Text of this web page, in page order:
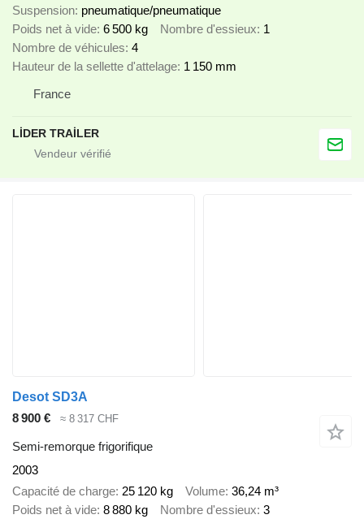
Suspension pneumatique/pneumatique
Poids net à vide 6 500 kg Nombre d'essieux 1
Nombre de véhicules 4
Hauteur de la sellette d'attelage 1 150 mm
France
LİDER TRAİLER
Desot SD3A
8 900 €
≈ 8 317 CHF
Semi-remorque frigorifique
2003
Capacité de charge 25 120 kg Volume 36,24 m³
Poids net à vide 8 880 kg Nombre d'essieux 3